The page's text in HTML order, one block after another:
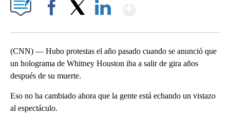
(CNN) — Hubo protestas el año pasado cuando se anunció que
un holograma de Whitney Houston iba a salir de gira años
después de su muerte.
Eso no ha cambiado ahora que la gente está echando un vistazo
al espectáculo.